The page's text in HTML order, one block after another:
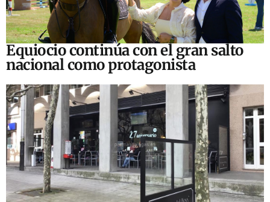
Equiocio continúa con el gran salto
nacional como protagonista